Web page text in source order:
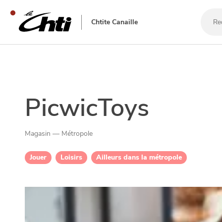
Chtite Canaille
bar,
PicwicToys
Magasin — Métropole
Jouer Loisirs Ailleurs dans la métropole
SORTIR